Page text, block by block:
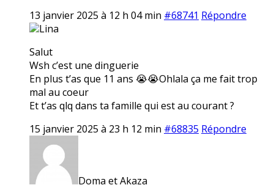
13 janvier 2025 à 12 h 04 min #68741 Répondre
Lina
Salut
Wsh c’est une dinguerie
En plus t’as que 11 ans 😭😭Ohlala ça me fait trop
mal au coeur
Et t’as qlq dans ta famille qui est au courant ?
15 janvier 2025 à 23 h 12 min #68835 Répondre
Doma et Akaza